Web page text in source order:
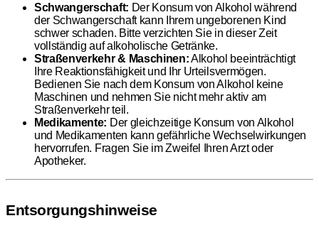
Schwangerschaft: Der Konsum von Alkohol während
der Schwangerschaft kann Ihrem ungeborenen Kind
schwer schaden. Bitte verzichten Sie in dieser Zeit
vollständig auf alkoholische Getränke.
Straßenverkehr & Maschinen:Alkohol beeinträchtigt
Ihre Reaktionsfähigkeit und Ihr Urteilsvermögen.
Bedienen Sie nach dem Konsum von Alkohol keine
Maschinen und nehmen Sie nicht mehr aktiv am
Straßenverkehr teil.
Medikamente: Der gleichzeitige Konsum von Alkohol
und Medikamenten kann gefährliche Wechselwirkungen
hervorrufen. Fragen Sie im Zweifel Ihren Arzt oder
Apotheker.
Entsorgungshinweise